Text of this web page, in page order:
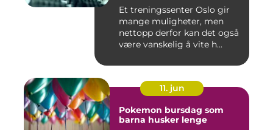
Et treningssenter Oslo gir
mange muligheter, men
nettopp derfor kan det også
være vanskelig å vite h...
11. jun
Pokemon bursdag som
barna husker lenge